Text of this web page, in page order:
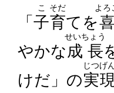
「子
こ
育
そだ
てを喜
よろ
やかな成長
せいちょう
けだ」の実
じつげ